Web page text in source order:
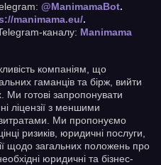
@ManimamaBot.
manimama.eu/.
каналу: Manimama
компаніям, що
гаманців та бірж, вийти
Ми готові запропонувати
ліцензії з меншими
Ми пропонуємо
ризиків, юридичні послуги,
щодо загальних положень про
юридичні та бізнес-